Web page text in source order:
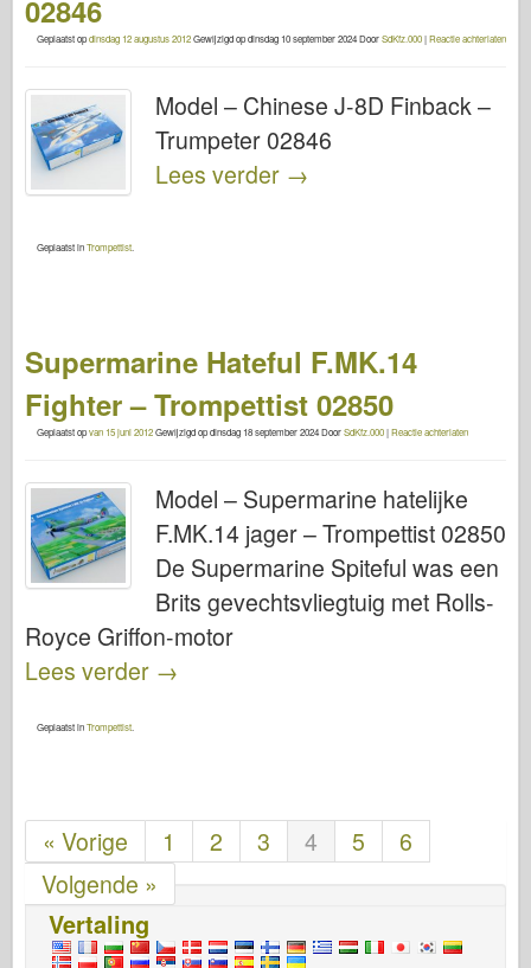
02846
Geplaatst opdinsdag 12 augustus 2012Gewijzigd opdinsdag 10 september 2024DoorSdKfz.000|Reactie achterlaten
Model – Chinese J-8D Finback –
Trumpeter 02846
Lees verder →
Geplaatst inTrompettist
Supermarine Hateful F.MK.14
Fighter – Trompettist 02850
Geplaatst opvan 15 juni 2012Gewijzigd opdinsdag 18 september 2024DoorSdKfz.000|Reactie achterlaten
Model – Supermarine hatelijke
F.MK.14 jager – Trompettist 02850
De Supermarine Spiteful was een
Brits gevechtsvliegtuig met Rolls-
Royce Griffon-motor
Lees verder →
Geplaatst inTrompettist
« Vorige 1 2 3 4 5
6
Volgende »
Vertaling